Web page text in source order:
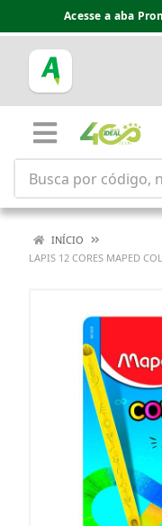
Acesse a aba
INÍCIO
LAPIS 12 CORES MAPED